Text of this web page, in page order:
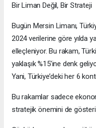
Bir Liman Değil, Bir Strateji
Bugün Mersin Limanı,
2024 verilerine göre yılda
elleçleniyor. Bu rakam,
yaklaşık %15’ine denk
Yani, Türkiye’deki her 6
Bu rakamlar sadece
stratejik önemini de